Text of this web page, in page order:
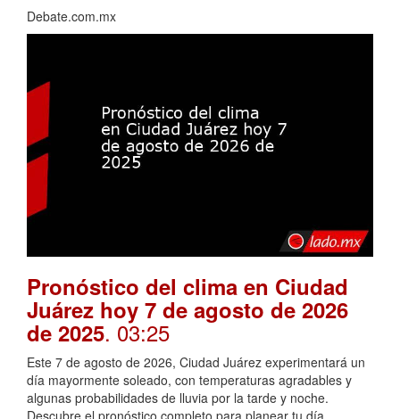
Debate.com.mx
Pronóstico del clima en Ciudad
Juárez hoy 7 de agosto de 2026
de 2025. 03:25
Este 7 de agosto de 2026, Ciudad Juárez experimentará un
día mayormente soleado, con temperaturas agradables y
algunas probabilidades de lluvia por la tarde y noche.
Descubre el pronóstico completo para planear tu día.